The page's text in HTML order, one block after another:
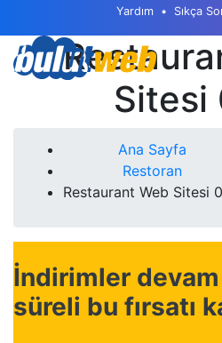
Yardım Sıkça
Sitesi
Ana Sayfa
Restoran
Restaurant Web Sitesi
İndirimler devam
süreli bu fırsatı